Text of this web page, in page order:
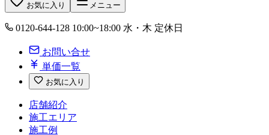
お気に入り メニュー
0120-644-128 10:00~18:00 水・木 定休日
お問い合せ
単価一覧
お気に入り
店舗紹介
施工エリア
施工例